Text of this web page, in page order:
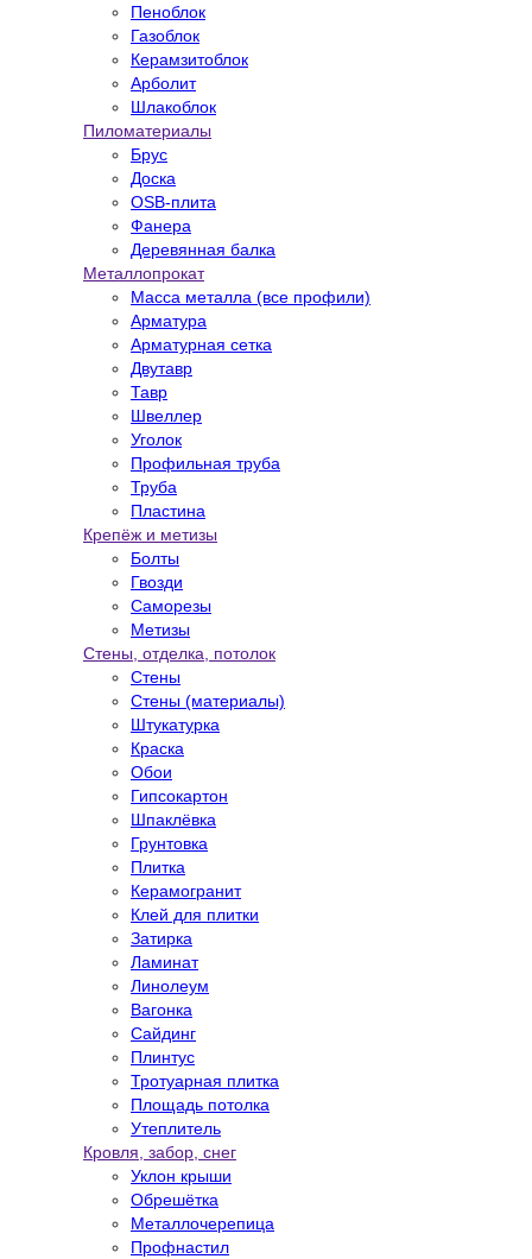
Пеноблок
Газоблок
Керамзитоблок
Арболит
Шлакоблок
Пиломатериалы
Брус
Доска
OSB-плита
Фанера
Деревянная балка
Металлопрокат
Масса металла (все профили)
Арматура
Арматурная сетка
Двутавр
Тавр
Швеллер
Уголок
Профильная труба
Труба
Пластина
Крепёж и метизы
Болты
Гвозди
Саморезы
Метизы
Стены, отделка, потолок
Стены
Стены (материалы)
Штукатурка
Краска
Обои
Гипсокартон
Шпаклёвка
Грунтовка
Плитка
Керамогранит
Клей для плитки
Затирка
Ламинат
Линолеум
Вагонка
Сайдинг
Плинтус
Тротуарная плитка
Площадь потолка
Утеплитель
Кровля, забор, снег
Уклон крыши
Обрешётка
Металлочерепица
Профнастил